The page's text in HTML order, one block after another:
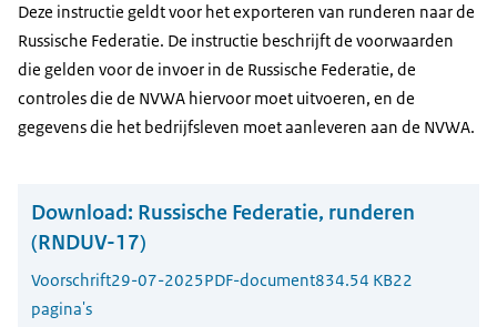
Deze instructie geldt voor het exporteren van runderen naar de
Russische Federatie. De instructie beschrijft de voorwaarden
die gelden voor de invoer in de Russische Federatie, de
controles die de NVWA hiervoor moet uitvoeren, en de
gegevens die het bedrijfsleven moet aanleveren aan de NVWA.
Download: Russische Federatie, runderen
(RNDUV-17)
Voorschrift29-07-2025PDF-document834.54 KB22
pagina's